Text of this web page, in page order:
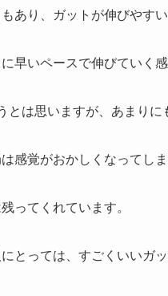
あり、ガットが伸びやすい
早いペースで伸びていく感
とは思いますが、あまりに
感覚がおかしくなってし
ってくれています。
とっては、すごくいいガ